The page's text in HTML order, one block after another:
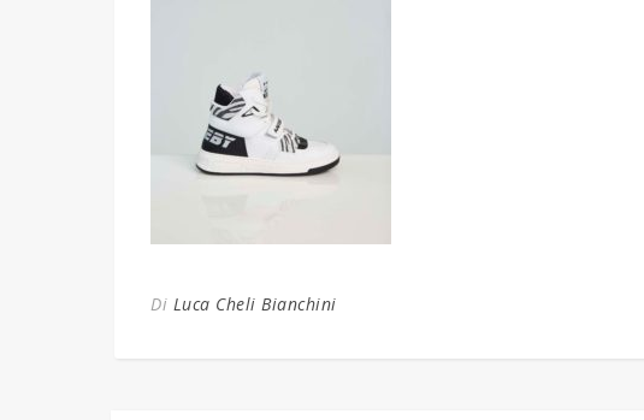
Di Luca Cheli Bianchini